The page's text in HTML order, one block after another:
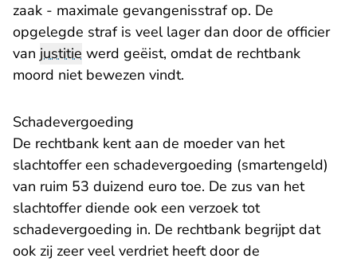
zaak - maximale gevangenisstraf op. De
opgelegde straf is veel lager dan door de officier
van justitie werd geëist, omdat de rechtbank
moord niet bewezen vindt.
​Schadevergoeding
De rechtbank kent aan de moeder van het
slachtoffer een schadevergoeding (smartengeld)
van ruim 53 duizend euro toe. De zus van het
slachtoffer diende ook een verzoek tot
schadevergoeding in. De rechtbank begrijpt dat
ook zij zeer veel verdriet heeft door de